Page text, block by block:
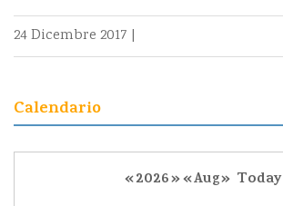
24 Dicembre 2017 |
Calendario
«2026»«Aug» Today